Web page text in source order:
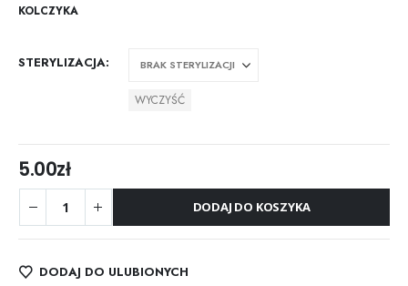
KOLCZYKA
STERYLIZACJA
WYCZYŚĆ
5.00zł
DODAJ DO KOSZYKA
DODAJ DO ULUBIONYCH